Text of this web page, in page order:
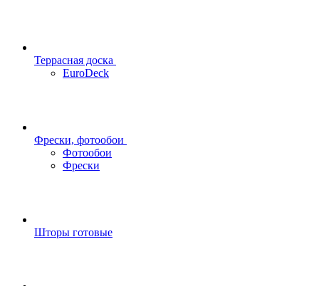
Террасная доска
EuroDeck
Фрески, фотообои
Фотообои
Фрески
Шторы готовые